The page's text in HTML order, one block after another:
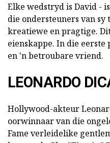
Elke wedstryd is David -
die ondersteuners van sy
kreatiewe en pragtige.
eienskappe. In die
en 'n betroubare vriend.
LEONARDO
Hollywood-akteur
oorwinnaar van die
Fame verleidelike